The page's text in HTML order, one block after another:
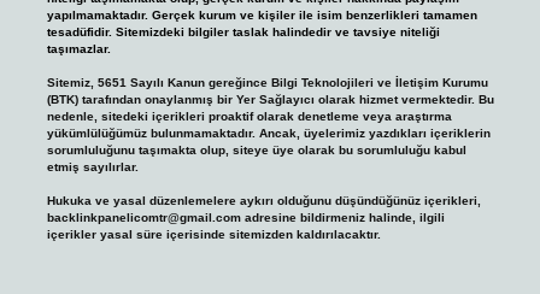
yapılmamaktadır. Gerçek kurum ve kişiler ile isim benzerlikleri tamamen
tesadüfidir. Sitemizdeki bilgiler taslak halindedir ve tavsiye niteliği
taşımazlar.
Sitemiz, 5651 Sayılı Kanun gereğince Bilgi Teknolojileri ve İletişim Kurumu
(BTK) tarafından onaylanmış bir Yer Sağlayıcı olarak hizmet vermektedir. Bu
nedenle, sitedeki içerikleri proaktif olarak denetleme veya araştırma
yükümlülüğümüz bulunmamaktadır. Ancak, üyelerimiz yazdıkları içeriklerin
sorumluluğunu taşımakta olup, siteye üye olarak bu sorumluluğu kabul
etmiş sayılırlar.
Hukuka ve yasal düzenlemelere aykırı olduğunu düşündüğünüz içerikleri,
backlinkpanelicomtr@gmail.comadresine bildirmeniz halinde, ilgili
içerikler yasal süre içerisinde sitemizden kaldırılacaktır.